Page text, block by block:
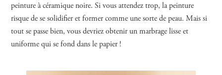
peinture à céramique noire. Si vous attendez trop, la peinture
risque de se solidifier et former comme une sorte de peau. Mais si
tout se passe bien, vous devriez obtenir un marbrage lisse et
uniforme qui se fond dans le papier !